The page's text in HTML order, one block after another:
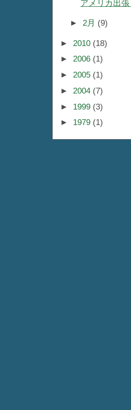
アメリカ出張
►2月 (9)
► 2010 (18)
► 2006 (1)
► 2005 (1)
► 2004 (7)
► 1999 (3)
► 1979 (1)